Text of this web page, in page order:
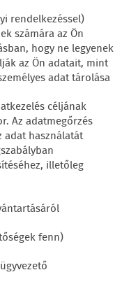
rendelkezéssel)
számára az Ön
hogy ne legyenek
az Ön adatait, mint
adat tárolása
céljának
Az adatmegőrzés
használatát
illetőleg
fenn)